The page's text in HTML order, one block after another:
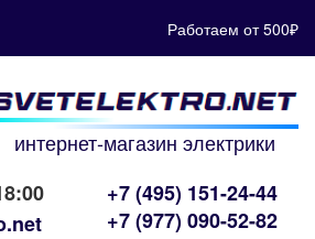
Работаем от 500₽
интернет-магазин электрики
+7 (495) 151-24-44
+7 (977) 090-52-82